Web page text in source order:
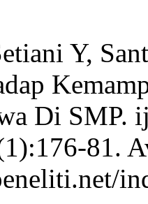
Y,
Di SMP.
81.